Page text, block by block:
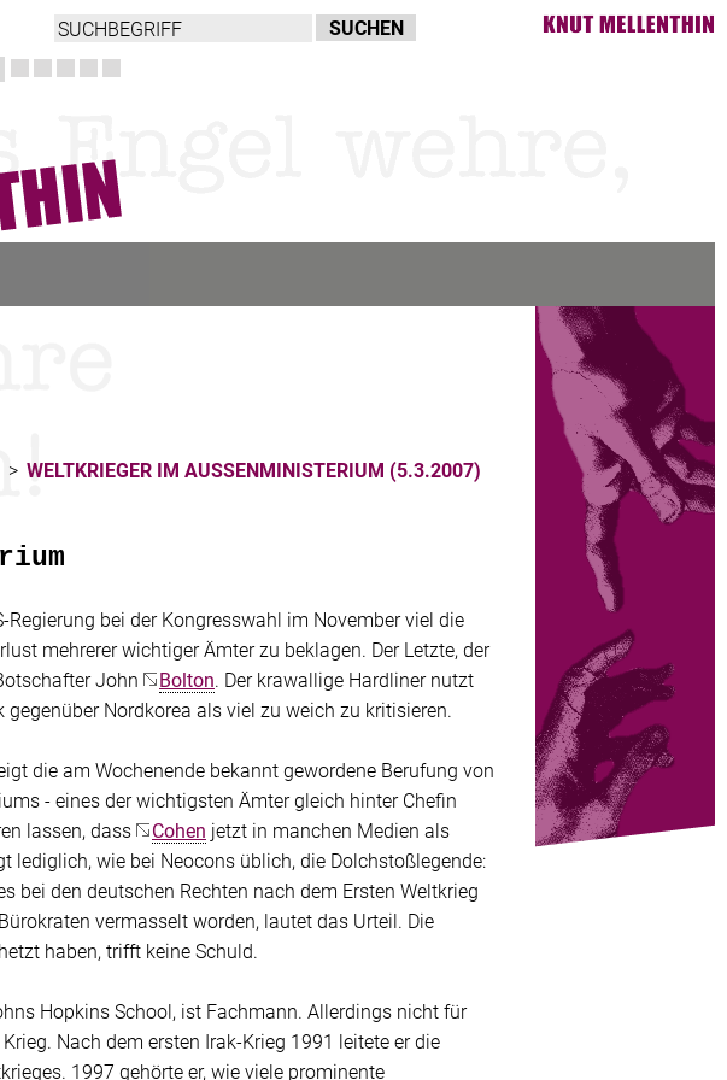
> WELTKRIEGER IM AUSSENMINISTERIUM (5.3.2007)
bei der Kongresswahl im November viel die
mehrerer wichtiger Ämter zu beklagen. Der Letzte, der
John
Bolton. Der krawallige Hardliner nutzt
Nordkorea als viel zu weich zu kritisieren.
die am Wochenende bekannt gewordene Berufung von
- eines der wichtigsten Ämter gleich hinter Chefin
lassen, dass
Cohen jetzt in manchen Medien als
lediglich, wie bei Neocons üblich, die Dolchstoßlegende:
bei den deutschen Rechten nach dem Ersten Weltkrieg
vermasselt worden, lautet das Urteil. Die
haben, trifft keine Schuld.
Hopkins School, ist Fachmann. Allerdings nicht für
Nach dem ersten Irak-Krieg 1991 leitete er die
1997 gehörte er, wie viele prominente